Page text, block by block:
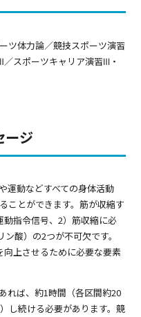
ツ体力論／競技スポーツ演習
／スポーツキャリア演習Ⅲ・
ージ
運動などすべての身体活動
ことができます。筋が収縮す
指令信号、2）筋収縮に必
酸）の2つが不可欠です。
上させるために必要な要素
れば、約1時間（各区間約20
し続ける必要があります。競